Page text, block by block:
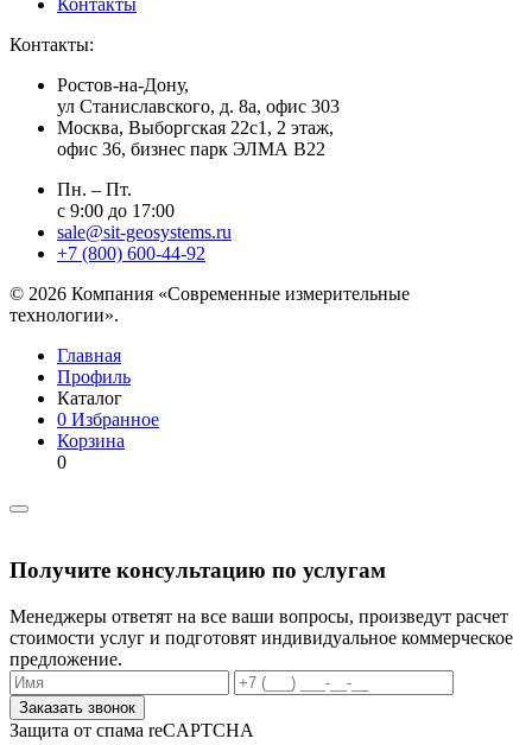
Контакты
Контакты:
Ростов-на-Дону,
ул Станиславского, д. 8а, офис 303
Москва, Выборгская 22с1, 2 этаж,
офис 36, бизнес парк ЭЛМА В22
Пн. – Пт.
с 9:00 до 17:00
sale@sit-geosystems.ru
+7 (800) 600-44-92
© 2026 Компания «Современные измерительные
технологии».
Главная
Профиль
Каталог
0 Избранное
Корзина
0
Получите консультацию по услугам
Менеджеры ответят на все ваши вопросы, произведут расчет
стоимости услуг и подготовят индивидуальное коммерческое
предложение.
Заказать звонок
Защита от спама reCAPTCHA